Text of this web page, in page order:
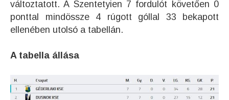
változtatott. A Szentetyien 7 fordulót követően 0
ponttal mindössze 4 rúgott góllal 33 bekapott
ellenében utolsó a tabellán.
A tabella állása